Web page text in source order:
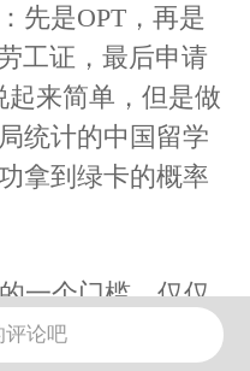
先是OPT，再是
工证，最后申请
起来简单，但是做
统计的中国留学
拿到绿卡的概率
一个门槛，仅仅
部分人。雪上加
评论吧